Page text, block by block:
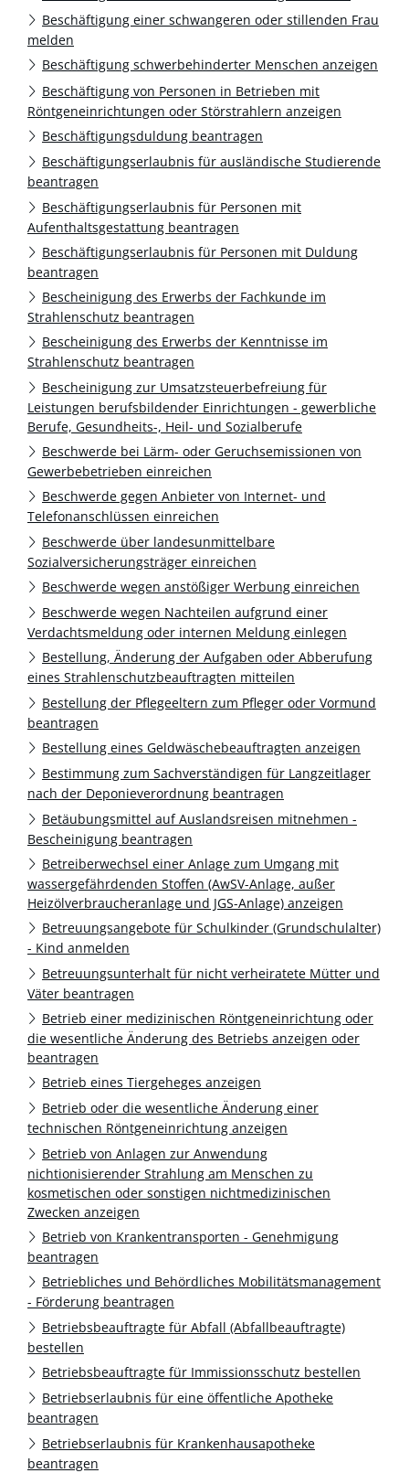
Beschäftigung einer schwangeren oder stillenden Frau
melden
Beschäftigung schwerbehinderter Menschen anzeigen
Beschäftigung von Personen in Betrieben mit
Röntgeneinrichtungen oder Störstrahlern anzeigen
Beschäftigungsduldung beantragen
Beschäftigungserlaubnis für ausländische Studierende
beantragen
Beschäftigungserlaubnis für Personen mit
Aufenthaltsgestattung beantragen
Beschäftigungserlaubnis für Personen mit Duldung
beantragen
Bescheinigung des Erwerbs der Fachkunde im
Strahlenschutz beantragen
Bescheinigung des Erwerbs der Kenntnisse im
Strahlenschutz beantragen
Bescheinigung zur Umsatzsteuerbefreiung für
Leistungen berufsbildender Einrichtungen - gewerbliche
Berufe, Gesundheits-, Heil- und Sozialberufe
Beschwerde bei Lärm- oder Geruchsemissionen von
Gewerbebetrieben einreichen
Beschwerde gegen Anbieter von Internet- und
Telefonanschlüssen einreichen
Beschwerde über landesunmittelbare
Sozialversicherungsträger einreichen
Beschwerde wegen anstößiger Werbung einreichen
Beschwerde wegen Nachteilen aufgrund einer
Verdachtsmeldung oder internen Meldung einlegen
Bestellung, Änderung der Aufgaben oder Abberufung
eines Strahlenschutzbeauftragten mitteilen
Bestellung der Pflegeeltern zum Pfleger oder Vormund
beantragen
Bestellung eines Geldwäschebeauftragten anzeigen
Bestimmung zum Sachverständigen für Langzeitlager
nach der Deponieverordnung beantragen
Betäubungsmittel auf Auslandsreisen mitnehmen -
Bescheinigung beantragen
Betreiberwechsel einer Anlage zum Umgang mit
wassergefährdenden Stoffen (AwSV-Anlage, außer
Heizölverbraucheranlage und JGS-Anlage) anzeigen
Betreuungsangebote für Schulkinder (Grundschulalter)
- Kind anmelden
Betreuungsunterhalt für nicht verheiratete Mütter und
Väter beantragen
Betrieb einer medizinischen Röntgeneinrichtung oder
die wesentliche Änderung des Betriebs anzeigen oder
beantragen
Betrieb eines Tiergeheges anzeigen
Betrieb oder die wesentliche Änderung einer
technischen Röntgeneinrichtung anzeigen
Betrieb von Anlagen zur Anwendung
nichtionisierender Strahlung am Menschen zu
kosmetischen oder sonstigen nichtmedizinischen
Zwecken anzeigen
Betrieb von Krankentransporten - Genehmigung
beantragen
Betriebliches und Behördliches Mobilitätsmanagement
- Förderung beantragen
Betriebsbeauftragte für Abfall (Abfallbeauftragte)
bestellen
Betriebsbeauftragte für Immissionsschutz bestellen
Betriebserlaubnis für eine öffentliche Apotheke
beantragen
Betriebserlaubnis für Krankenhausapotheke
beantragen